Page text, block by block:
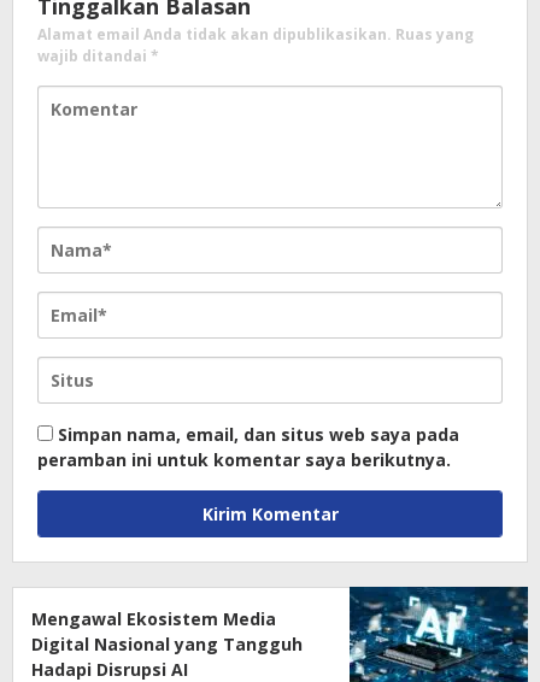
Alamat email Anda tidak akan dipublikasikan. Ruas yang
wajib ditandai *
Simpan nama, email, dan situs web saya pada
peramban ini untuk komentar saya berikutnya.
Mengawal Ekosistem Media
Digital Nasional yang Tangguh
Hadapi Disrupsi AI